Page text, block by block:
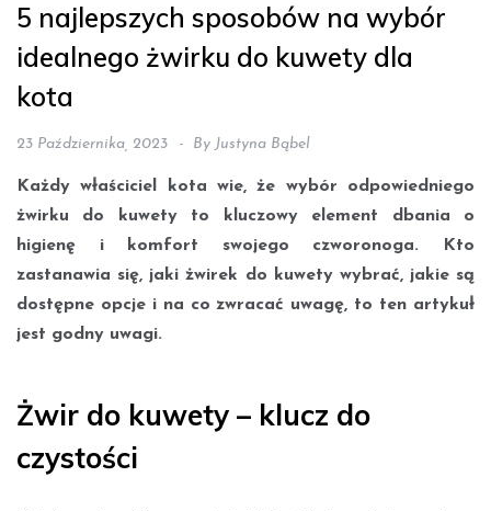
5 najlepszych sposobów na wybór
idealnego żwirku do kuwety dla
kota
23 Października, 2023 By Justyna Bąbel
Każdy właściciel kota wie, że wybór odpowiedniego
żwirku do kuwety to kluczowy element dbania o
higienę i komfort swojego czworonoga. Kto
zastanawia się, jaki żwirek do kuwety wybrać, jakie są
dostępne opcje i na co zwracać uwagę, to ten artykuł
jest godny uwagi.
Żwir do kuwety – klucz do
czystości